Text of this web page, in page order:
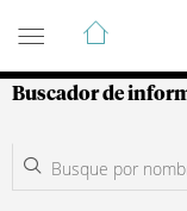
Guía de
Buscador de